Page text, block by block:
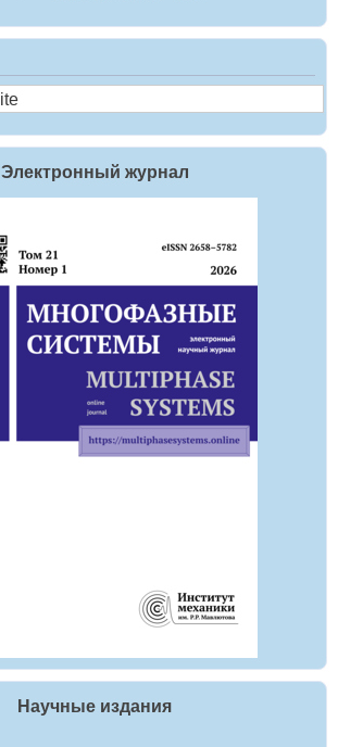
Электронный журнал
Научные издания